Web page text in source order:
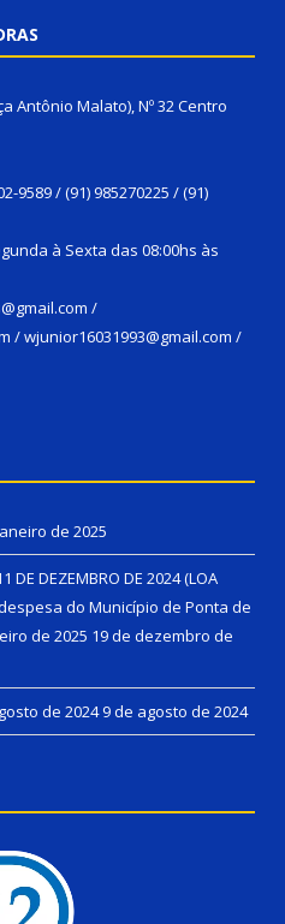
Antônio Malato), Nº 32 Centro
9589 / (91) 985270225 / (91)
à Sexta das 08:00hs às
/
/ wjunior16031993@gmail.com /
de 2025
DE DEZEMBRO DE 2024 (LOA
do Município de Ponta de
de 2025 19 de dezembro de
de 20249 de agosto de 2024